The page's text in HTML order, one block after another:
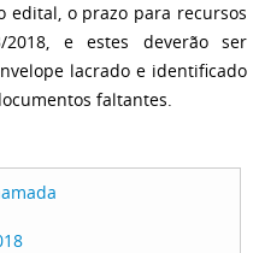
edital, o prazo para recursos
e estes deverão ser
lacrado e identificado
faltantes.